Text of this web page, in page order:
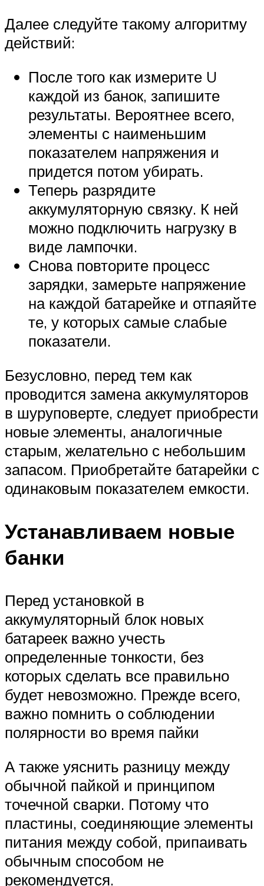
Далее следуйте такому алгоритму
действий:
После того как измерите U
каждой из банок, запишите
результаты. Вероятнее всего,
элементы с наименьшим
показателем напряжения и
придется потом убирать.
Теперь разрядите
аккумуляторную связку. К ней
можно подключить нагрузку в
виде лампочки.
Снова повторите процесс
зарядки, замерьте напряжение
на каждой батарейке и отпаяйте
те, у которых самые слабые
показатели.
Безусловно, перед тем как
проводится замена аккумуляторов
в шуруповерте, следует приобрести
новые элементы, аналогичные
старым, желательно с небольшим
запасом. Приобретайте батарейки с
одинаковым показателем емкости.
Устанавливаем новые
банки
Перед установкой в
аккумуляторный блок новых
батареек важно учесть
определенные тонкости, без
которых сделать все правильно
будет невозможно. Прежде всего,
важно помнить о соблюдении
полярности во время пайки
А также уяснить разницу между
обычной пайкой и принципом
точечной сварки. Потому что
пластины, соединяющие элементы
питания между собой, припаивать
обычным способом не
рекомендуется.